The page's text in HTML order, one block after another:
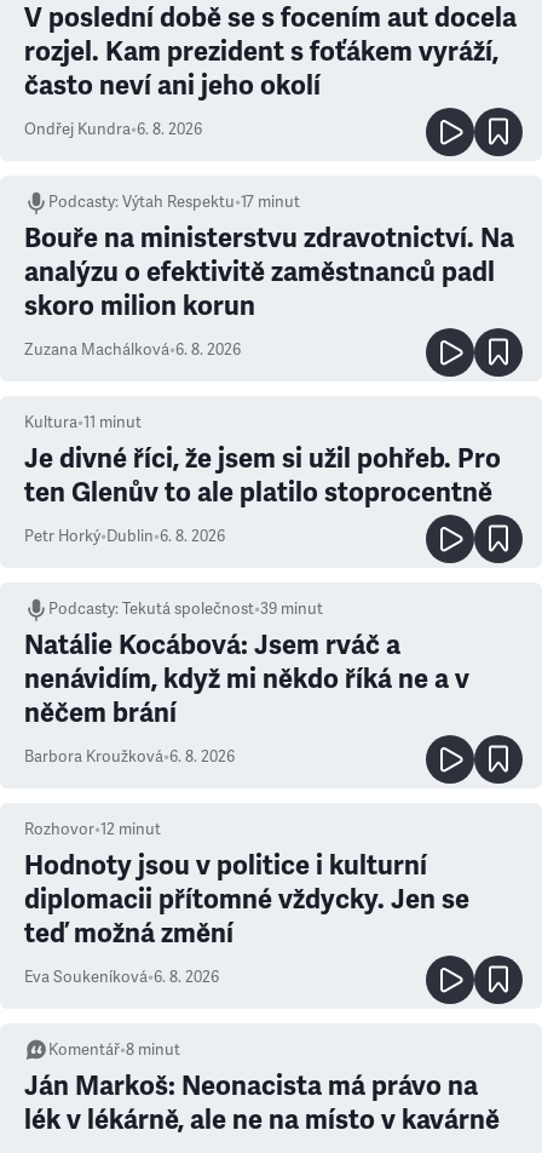
V poslední době se s focením aut docela
rozjel. Kam prezident s foťákem vyráží,
často neví ani jeho okolí
Ondřej Kundra•6. 8. 2026
Podcasty:Výtah Respektu•17 minut
Bouře na ministerstvu zdravotnictví. Na
analýzu o efektivitě zaměstnanců padl
skoro milion korun
Zuzana Machálková•6. 8. 2026
Kultura•11 minut
Je divné říci, že jsem si užil pohřeb. Pro
ten Glenův to ale platilo stoprocentně
Petr Horký•Dublin•6. 8. 2026
Podcasty:Tekutá společnost•39 minut
Natálie Kocábová: Jsem rváč a
nenávidím, když mi někdo říká ne a v
něčem brání
Barbora Kroužková•6. 8. 2026
Rozhovor•12 minut
Hodnoty jsou v politice i kulturní
diplomacii přítomné vždycky. Jen se
teď možná změní
Eva Soukeníková•6. 8. 2026
Komentář•8 minut
Ján Markoš: Neonacista má právo na
lék v lékárně, ale ne na místo v kavárně